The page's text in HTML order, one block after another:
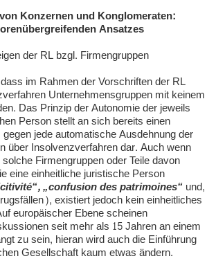
Konzernen und Konglomeraten:
Ansatzes
der RL bzgl. Firmengruppen
im Rahmen der Vorschriften der RL
Unternehmensgruppen mit keinem
Das Prinzip der Autonomie der jeweils
Person stellt an sich bereits einen
jede automatische Ausdehnung der
über Insolvenzverfahren dar. Auch wenn
Firmengruppen oder Teile davon
eine einheitliche juristische Person
„confusion des patrimoines“und,
existiert jedoch kein einheitliches
europäischer Ebene scheinen
seit mehr als 15 Jahren an einem
zu sein, hieran wird auch die Einführung
Gesellschaft kaum etwas ändern.